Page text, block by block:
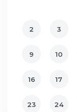
2 3
9 10
16 17
23 24